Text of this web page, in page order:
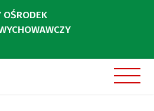
OŚRODEK
strony